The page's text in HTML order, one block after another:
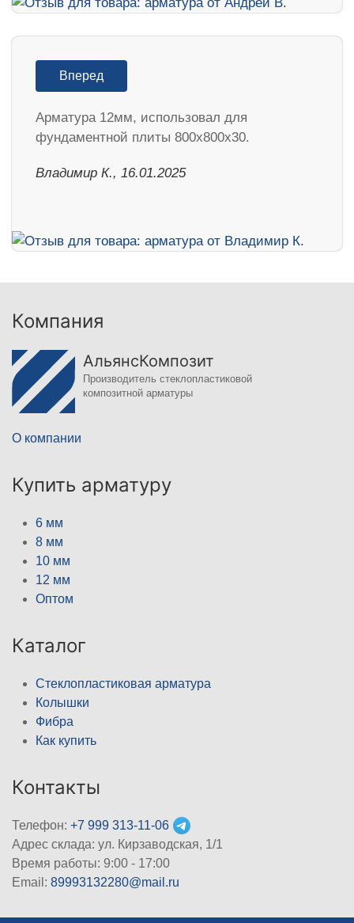
Вперед
Арматура 12мм, использовал для
фундаментной плиты 800х800х30.
Владимир К., 16.01.2025
Компания
АльянсКомпозит
Производитель стеклопластиковой
композитной арматуры
О компании
Купить арматуру
6 мм
8 мм
10 мм
12 мм
Оптом
Каталог
Стеклопластиковая арматура
Колышки
Фибра
Как купить
Контакты
Телефон: +7 999 313-11-06
Адрес склада: ул. Кирзаводская, 1/1
Время работы: 9:00 - 17:00
Email: 89993132280@mail.ru